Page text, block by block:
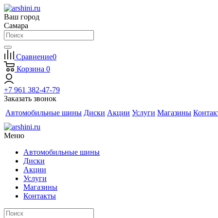
Ваш город
Самара
Сравнение0
Корзина 0
+7 961 382-47-79
Заказать звонок
Автомобильные шины Диски Акции Услуги Магазины
Меню
Автомобильные шины
Диски
Акции
Услуги
Магазины
Контакты